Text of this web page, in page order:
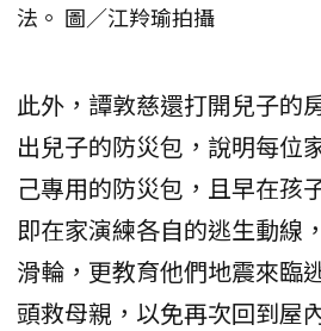
法。 圖／江羚瑜拍攝
此外，譚敦慈還打開兒子的
出兒子的防災包，說明每位
己專用的防災包，且早在孩
即在家演練各自的逃生動線
滑輪，更教育他們地震來臨
頭救母親，以免再次回到屋